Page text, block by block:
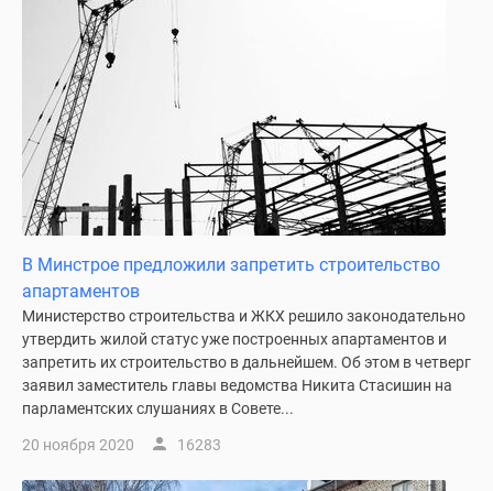
В Минстрое предложили запретить строительство
апартаментов
Министерство строительства и ЖКХ решило законодательно
утвердить жилой статус уже построенных апартаментов и
запретить их строительство в дальнейшем. Об этом в четверг
заявил заместитель главы ведомства Никита Стасишин на
парламентских слушаниях в Совете...
20 ноября 2020 16283